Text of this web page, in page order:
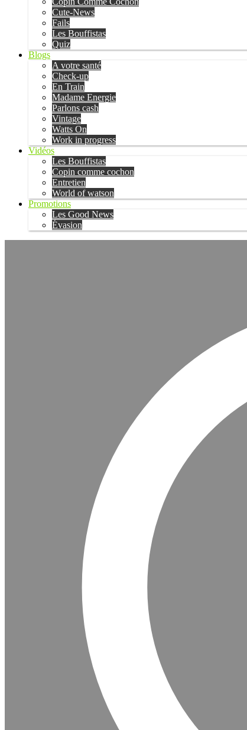
Cute-News
Fails
Les Bouffistas
Quiz
Blogs
A votre santé
Check-up
En Train
Madame Energie
Parlons cash
Vintage
Watts On
Work in progress
Vidéos
Les Bouffistas
Copin comme cochon
Entretien
World of watson
Promotions
Les Good News
Évasion